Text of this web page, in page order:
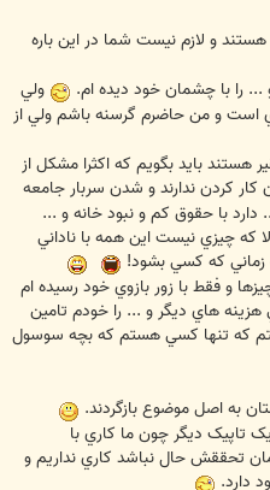
و لازم نيست شما در اين باره
... را با چشمان خود ديده ام.
ولي
و من حاضرم گرسنه باشم ولي از
هستند بايد بگويم که اکثرا مشکل از
کردن ندارند و شدن سربار جامعه
دارد با حقوق کم و نبود خانه و ...
که چيزي نيست اين همه با ناداني
که کسي بشود!
و فقط با زور بازوي خود رسيده ام
هاي ديگر و ... را خودم تامين
که تنها کسي هستم که بچه سوسول
به اصل موضوع بازگردند.
تاپيک ديگر چون ما کاري با
تحققش حال نباشد کاري نداريم و
دارد.